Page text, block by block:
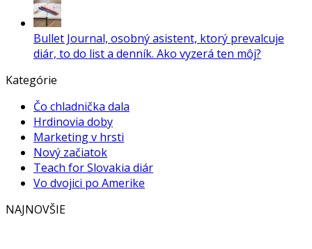
Bullet Journal, osobný asistent, ktorý prevalcuje
diár, to do list a denník. Ako vyzerá ten môj?
Kategórie
Čo chladnička dala
Hrdinovia doby
Marketing v hrsti
Nový začiatok
Teach for Slovakia diár
Vo dvojici po Amerike
NAJNOVŠIE